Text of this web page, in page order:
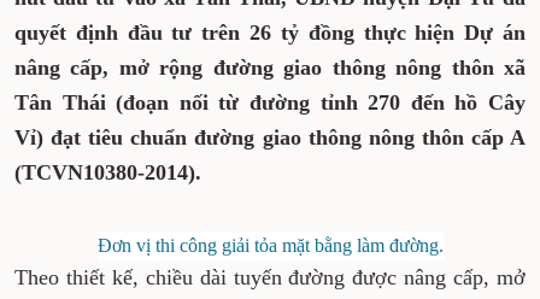
quyết định đầu tư trên 26 tỷ đồng thực hiện Dự án
nâng cấp, mở rộng đường giao thông nông thôn xã
Tân Thái (đoạn nối từ đường tỉnh 270 đến hồ Cây
Vỉ) đạt tiêu chuẩn đường giao thông nông thôn cấp A
(TCVN10380-2014).
Đơn vị thi công giải tỏa mặt bằng làm đường.
Theo thiết kế, chiều dài tuyến đường được nâng cấp, mở